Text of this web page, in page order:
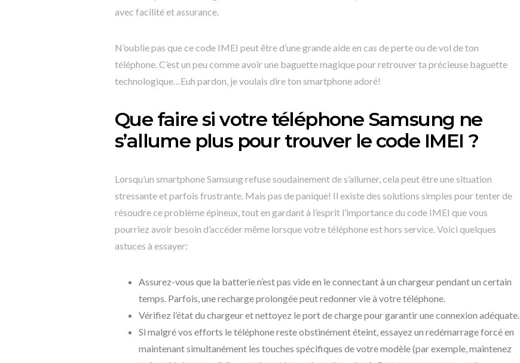
avec facilité et assurance.
N’oublie pas que ce code IMEI peut être d’une grande aide en cas de perte ou de vol de ton
téléphone. C’est un peu comme avoir une baguette magique pour retrouver ta précieuse baguette
technologique…Euh pardon, je voulais dire ton smartphone adoré!
Que faire si votre téléphone Samsung ne
s’allume plus pour trouver le code IMEI ?
Lorsqu’un smartphone Samsung refuse soudainement de s’allumer, cela peut être une situation
stressante et parfois frustrante. Mais pas de panique! Il existe des solutions simples pour tenter de
résoudre ce problème épineux, tout en gardant à l’esprit l’importance du code IMEI que vous
pourriez avoir besoin d’accéder même lorsque votre téléphone est hors service. Voici quelques
astuces à essayer:
Assurez-vous que la batterie n’est pas vide en le connectant à un chargeur pendant un certain
temps. Parfois, une recharge prolongée peut redonner vie à votre téléphone.
Vérifiez l’état du chargeur et nettoyez le port de charge pour garantir une connexion adéquate.
Si malgré vos efforts le téléphone reste obstinément éteint, essayez un redémarrage forcé en
maintenant simultanément les touches spécifiques de votre modèle (par exemple, maintenez